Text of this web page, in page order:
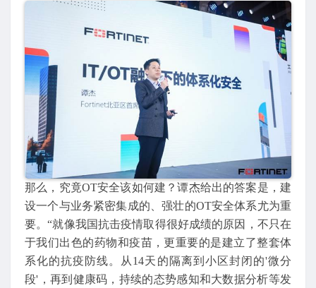
那么，究竟OT安全该如何建？谭杰给出的答案是，建
设一个与业务紧密集成的、强壮的OT安全体系尤为重
要。“就像我国抗击疫情取得很好成绩的原因，不只在
于我们出色的药物和疫苗，更重要的是建立了整套体
系化的抗疫防线。从14天的隔离到小区封闭的'微分
段'，再到健康码，持续的态势感知和大数据分析等发